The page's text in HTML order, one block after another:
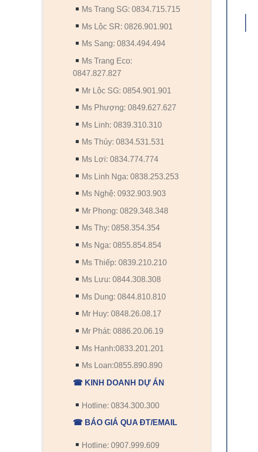
Ms Trang SG: 0834.715.715
Ms Lộc SR: 0826.901.901
Ms Sang: 0834.494.494
Ms Trang Eco:
0847.827.827
Mr Lộc SG: 0854.901.901
Ms Phượng: 0849.627.627
Ms Linh: 0839.310.310
Ms Thúy: 0834.531.531
Ms Lợi: 0834.774.774
Ms Linh Nga: 0838.253.253
Ms Nghệ: 0932.903.903
Mr Phong: 0829.348.348
Ms Thy: 0858.354.354
Ms Nga: 0855.854.854
Ms Thiếp: 0839.210.210
Ms Lưu: 0844.308.308
Ms Dung: 0844.810.810
Mr Huy: 0848.26.08.17
Mr Phát: 0886.20.06.19
Ms Hạnh:0833.201.201
Ms Loan:0855.890.890
☎ KINH DOANH DỰ ÁN
Hotline: 0834.300.300
☎ BÁO GIÁ QUA ĐT/EMAIL
Hotline: 0907.999.609